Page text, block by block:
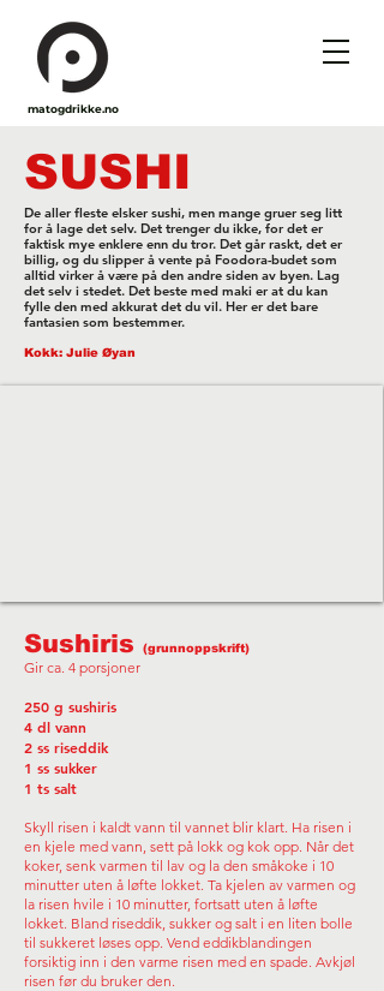
matogdrikke.no
SUSHI
De aller fleste elsker sushi, men mange gruer seg litt
for å lage det selv. Det trenger du ikke, for det er
faktisk mye enklere enn du tror. Det går raskt, det er
billig, og du slipper å vente på Foodora-budet som
alltid virker å være på den andre siden av byen. Lag
det selv i stedet. Det beste med maki er at du kan
fylle den med akkurat det du vil. Her er det bare
fantasien som bestemmer.
Kokk: Julie Øyan
Sushiris (grunnoppskrift)
Gir ca. 4 porsjoner
250 g sushiris
4 dl vann
2 ss riseddik
1 ss sukker
1 ts salt
Skyll risen i kaldt vann til vannet blir klart. Ha risen i
en kjele med vann, sett på lokk og kok opp. Når det
koker, senk varmen til lav og la den småkoke i 10
minutter uten å løfte lokket. Ta kjelen av varmen og
la risen hvile i 10 minutter, fortsatt uten å løfte
lokket. Bland riseddik, sukker og salt i en liten bolle
til sukkeret løses opp. Vend eddikblandingen
forsiktig inn i den varme risen med en spade. Avkjøl
risen før du bruker den.